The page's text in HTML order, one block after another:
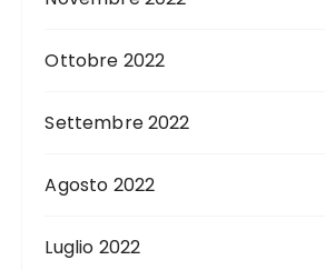
Ottobre 2022
Settembre 2022
Agosto 2022
Luglio 2022